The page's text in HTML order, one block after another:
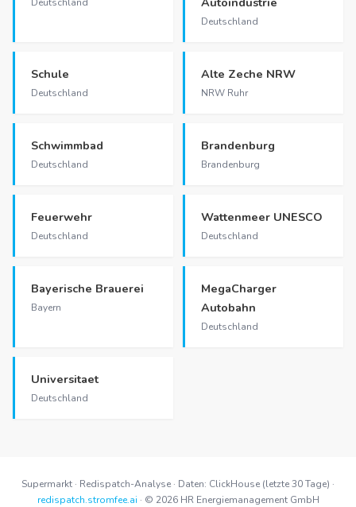
Deutschland
Schule
Deutschland
Alte Zeche NRW
NRW Ruhr
Schwimmbad
Deutschland
Brandenburg
Brandenburg
Feuerwehr
Deutschland
Wattenmeer UNESCO
Deutschland
Bayerische Brauerei
Bayern
MegaCharger
Autobahn
Deutschland
Universitaet
Deutschland
Supermarkt · Redispatch-Analyse · Daten: ClickHouse (letzte 30 Tage) ·
redispatch.stromfee.ai · © 2026 HR Energiemanagement GmbH